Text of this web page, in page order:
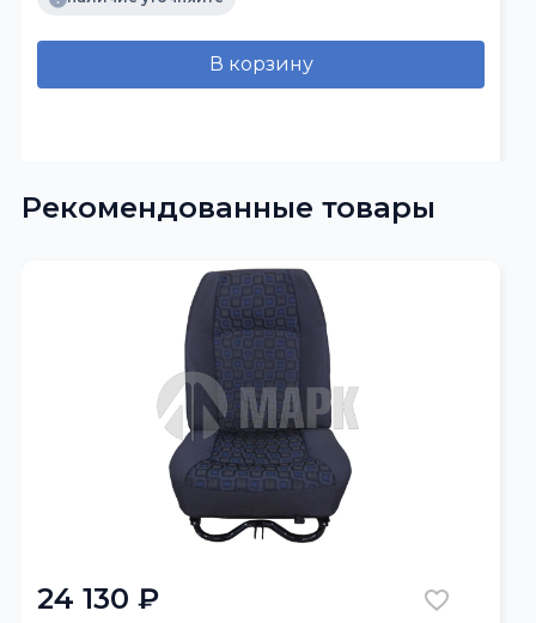
В корзину
Рекомендованные товары
24 130 ₽